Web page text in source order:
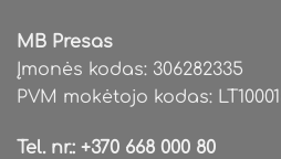
MB Presas
Įmonės kodas: 306282335
PVM mokėtojo kodas:
Tel. nr.: +370 668 000 80